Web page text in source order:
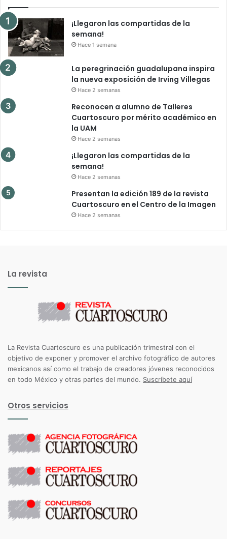
¡Llegaron las compartidas de la
semana!
Hace 1 semana
La peregrinación guadalupana inspira
la nueva exposición de Irving Villegas
Hace 2 semanas
Reconocen a alumno de Talleres
Cuartoscuro por mérito académico en
la UAM
Hace 2 semanas
¡Llegaron las compartidas de la
semana!
Hace 2 semanas
Presentan la edición 189 de la revista
Cuartoscuro en el Centro de la Imagen
Hace 2 semanas
La revista
La Revista Cuartoscuro es una publicación trimestral con el
objetivo de exponer y promover el archivo fotográfico de autores
mexicanos así como el trabajo de creadores jóvenes reconocidos
en todo México y otras partes del mundo. Suscríbete aquí
Otros servicios